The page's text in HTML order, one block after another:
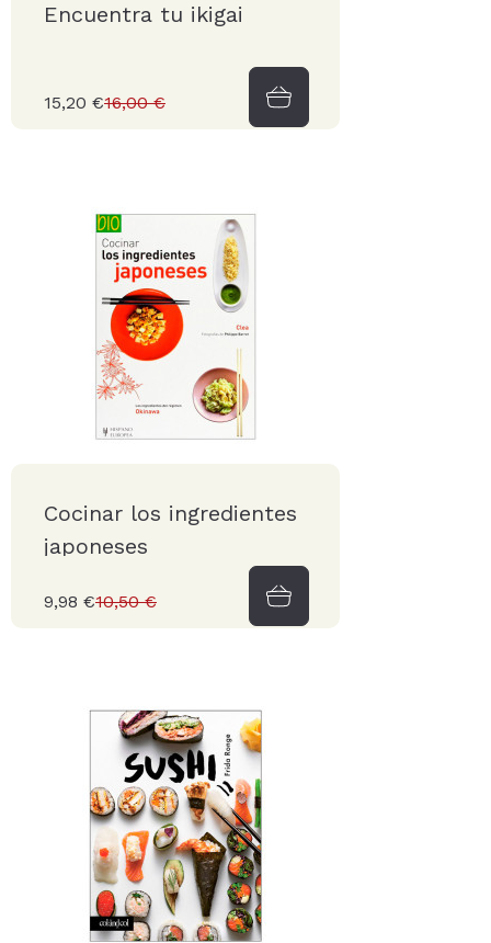
Encuentra tu ikigai
15,20 €16,00 €
Cocinar los ingredientes
japoneses
9,98 €10,50 €